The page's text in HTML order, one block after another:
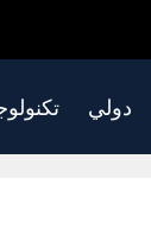
دولي